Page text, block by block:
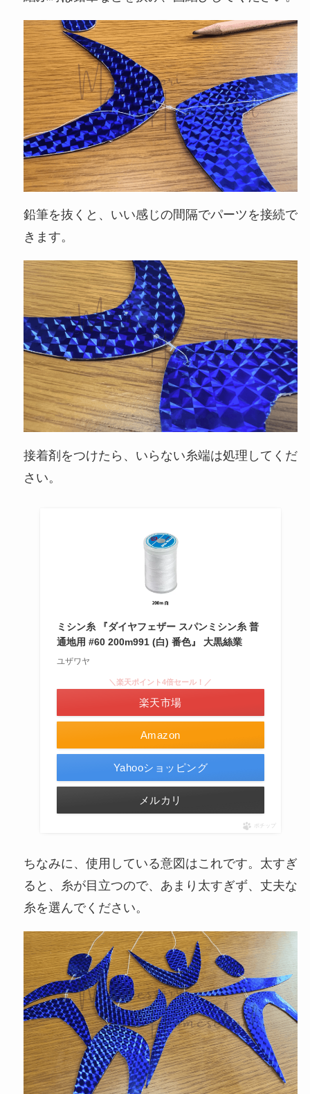
鉛筆を抜くと、いい感じの間隔でパーツを接続で
きます。
接着剤をつけたら、いらない糸端は処理してくだ
さい。
ミシン糸 『ダイヤフェザー スパンミシン糸 普
通地用 #60 200m991 (白) 番色』 大黒絲業
ユザワヤ
Amazon
＼楽天ポイント4倍セール！／
楽天市場
Yahooショッピング
メルカリ
ポチップ
ちなみに、使用している意図はこれです。太すぎ
ると、糸が目立つので、あまり太すぎず、丈夫な
糸を選んでください。